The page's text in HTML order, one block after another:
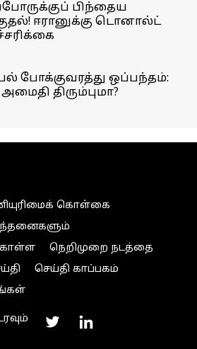
பிந்தைய
ஈரானுக்கு டொனால்ட்
போக்குவரத்து ஒப்பந்தம்:
திரும்புமா?
கொள்கை
நெறிமுறை நடத்தை
செய்தி காப்பகம்